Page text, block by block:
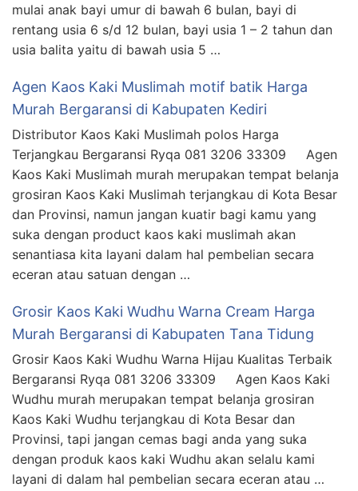
mulai anak bayi umur di bawah 6 bulan, bayi di
rentang usia 6 s/d 12 bulan, bayi usia 1 – 2 tahun dan
usia balita yaitu di bawah usia 5 …
Agen Kaos Kaki Muslimah motif batik Harga
Murah Bergaransi di Kabupaten Kediri
Distributor Kaos Kaki Muslimah polos Harga
Terjangkau Bergaransi Ryqa 081 3206 33309 Agen
Kaos Kaki Muslimah murah merupakan tempat belanja
grosiran Kaos Kaki Muslimah terjangkau di Kota Besar
dan Provinsi, namun jangan kuatir bagi kamu yang
suka dengan product kaos kaki muslimah akan
senantiasa kita layani dalam hal pembelian secara
eceran atau satuan dengan …
Grosir Kaos Kaki Wudhu Warna Cream Harga
Murah Bergaransi di Kabupaten Tana Tidung
Grosir Kaos Kaki Wudhu Warna Hijau Kualitas Terbaik
Bergaransi Ryqa 081 3206 33309 Agen Kaos Kaki
Wudhu murah merupakan tempat belanja grosiran
Kaos Kaki Wudhu terjangkau di Kota Besar dan
Provinsi, tapi jangan cemas bagi anda yang suka
dengan produk kaos kaki Wudhu akan selalu kami
layani di dalam hal pembelian secara eceran atau …